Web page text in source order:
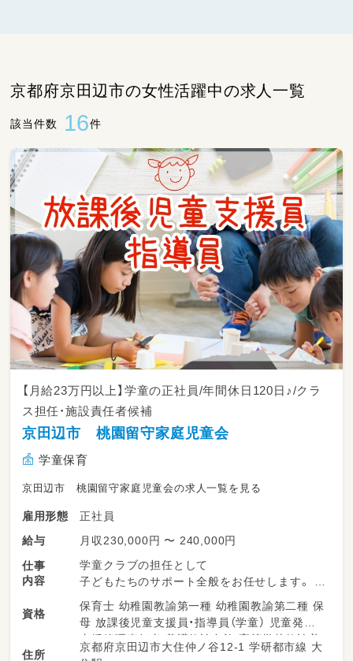
京都府京田辺市の女性活躍中の求人一覧
該当件数 16件
【月給23万円以上】学童の正社員/年間休日120日♪/クラ
ス担任・施設責任者候補
京田辺市 桃園留守家庭児童会
学童保育
京田辺市 桃園留守家庭児童会の求人一覧を見る
雇用形態
正社員
給与
月収230,000円 〜 240,000円
仕事
内容
学童クラブの担任として
子どもたちのサポート全般をお任せします。
・ 放課後の子どもたちの見守りやお迎え
・室内遊びや外遊びの安全管理サポート
・季節ごとのイベントやプログラムの企画・運営
資格
保育士 幼稚園教諭第一種 幼稚園教諭第二種 保
母 放課後児童支援員・指導員（学童） 児童発達
支援管理責任者 養護教諭免許 高等学校教諭普
通免許 中学校教諭普通免許 小学校教諭普通免
住所
京都府京田辺市大住仲ノ谷12-1 学研都市線 大